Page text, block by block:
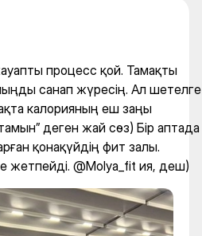
процесс қой. Тамақты
санап жүресің. Ал шетелге
калорияның еш заңы
деген жай сөз) Бір аптада
қонақүйдің фит залы.
жетпейді. @Molya_fit ия, деш)